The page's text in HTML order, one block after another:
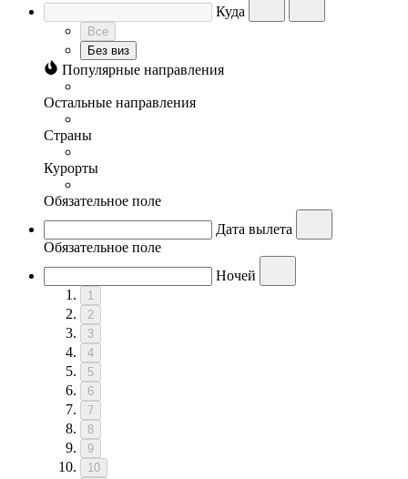
Куда
Все
Без виз
Популярные направления
Остальные направления
Страны
Курорты
Обязательное поле
Дата вылета
Обязательное поле
Ночей
1
2
3
4
5
6
7
8
9
10